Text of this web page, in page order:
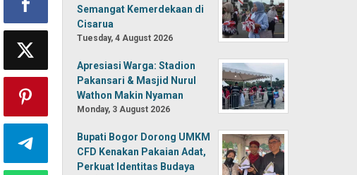
Semangat Kemerdekaan di
Cisarua
Tuesday, 4 August 2026
Apresiasi Warga: Stadion
Pakansari & Masjid Nurul
Wathon Makin Nyaman
Monday, 3 August 2026
Bupati Bogor Dorong UMKM
CFD Kenakan Pakaian Adat,
Perkuat Identitas Budaya